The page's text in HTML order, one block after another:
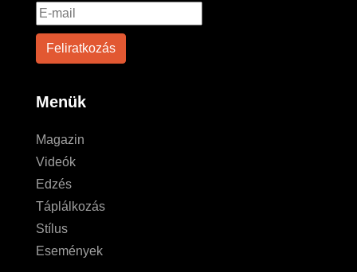
Menük
Magazin
Videók
Edzés
Táplálkozás
Stílus
Események